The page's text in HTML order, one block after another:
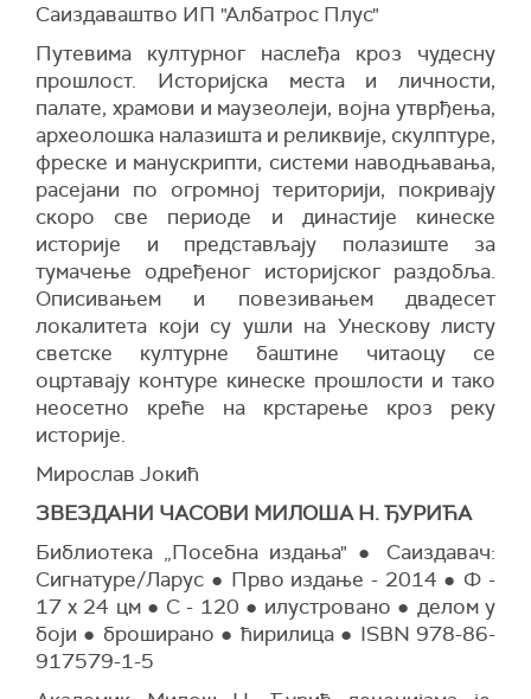
Саиздаваштво ИП "Албатрос Плус"
Путевима културног наслеђа кроз чудесну
прошлост. Историјска места и личности,
палате, храмови и маузеолеји, војна утврђења,
археолошка налазишта и реликвије, скулптуре,
фреске и манускрипти, системи наводњавања,
расејани по огромној територији, покривају
скоро све периоде и династије кинеске
историје и представљају полазиште за
тумачење одређеног историјског раздобља.
Описивањем и повезивањем двадесет
локалитета који су ушли на Унескову листу
светске културне баштине читаоцу се
оцртавају контуре кинеске прошлости и тако
неосетно креће на крстарење кроз реку
историје.
Мирослав Јокић
ЗВЕЗДАНИ ЧАСОВИ МИЛОША Н. ЂУРИЋА
Библиотека „Посебна издања" ● Саиздавач:
Сигнатуре/Ларус ● Прво издање - 2014 ● Ф -
17 x 24 цм ● С - 120 ● илустровано ● делом у
боји ● броширано ● ћирилица ● ISBN 978-86-
917579-1-5